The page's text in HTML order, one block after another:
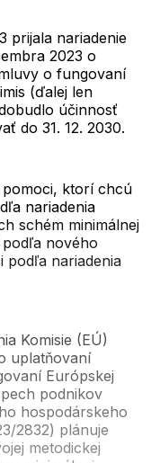
prijala nariadenie
2023 o
o fungovaní
(ďalej len
účinnosť
do 31. 12. 2030.
ktorí chcú
nariadenia
schém minimálnej
nového
podľa nariadenia
Komisie (EÚ)
uplatňovaní
Európskej
podnikov
hospodárskeho
2832) plánuje
metodickej